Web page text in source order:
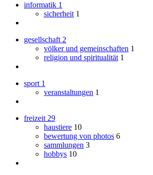
informatik 1
sicherheit 1
gesellschaft 2
völker und gemeinschaften 1
religion und spiritualität 1
sport 1
veranstaltungen 1
freizeit 29
haustiere 10
bewertung von photos 6
sammlungen 3
hobbys 10